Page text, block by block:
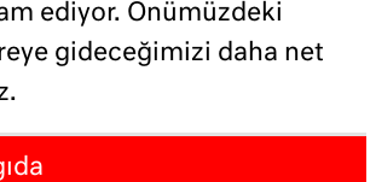
ediyor. Önümüzdeki
gideceğimizi daha net